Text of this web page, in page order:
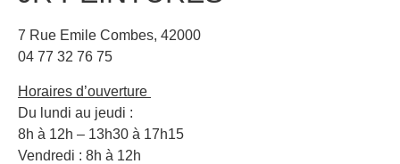
7 Rue Emile Combes, 42000
04 77 32 76 75
Horaires d’ouverture
Du lundi au jeudi :
8h à 12h – 13h30 à 17h15
Vendredi : 8h à 12h